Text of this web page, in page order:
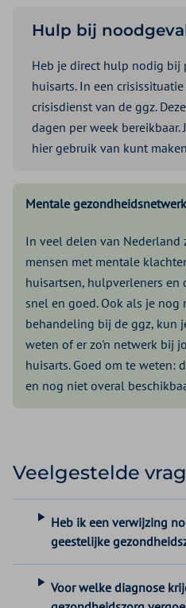
Hulp bij
Heb je direct hulp nodig bij
huisarts. In een
crisisdienst van de ggz.
dagen per week
hier gebruik van kunt
Mentale
In veel delen van Nederland
mensen met mentale
huisartsen, hulpverleners en
snel en goed. Ook als je nog
behandeling bij de ggz, kun
weten of er zo'n netwerk bij
huisarts. Goed om te weten:
en nog niet overal
Veelgestelde
Heb ik een verwijzing
geestelijke
Voor welke diagnose